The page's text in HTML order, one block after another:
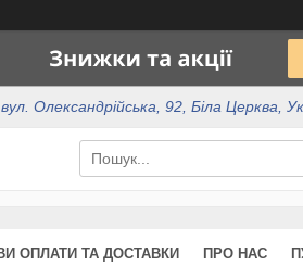
вул. Олександрійська, 92, Біла Церква,
ОПЛАТИ ТА ДОСТАВКИ ПРО НАС